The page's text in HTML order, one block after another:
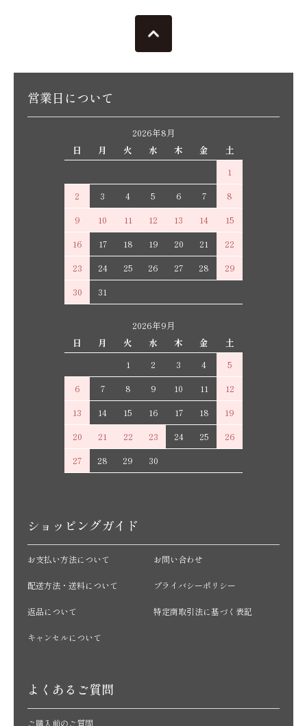
営業日について
2026年8月
日
月 火 水 木 金
土
1
2
3 4 5 6 7
8
9
10 11 12 13 14
15
16
17 18 19 20 21
22
23
24 25 26 27 28
29
30
31
2026年9月
日
月 火 水 木 金
土
1
2 3 4
5
6
7 8 9 10 11
12
13
14 15 16 17 18
19
20
21 22 23 24 25
26
27
28 29 30
ショッピングガイド
お支払い方法について
配送方法・送料について
返品について
キャンセルについて
お問い合わせ
プライバシーポリシー
特定商取引法に基づく表記
よくあるご質問
ご購入前のご質問